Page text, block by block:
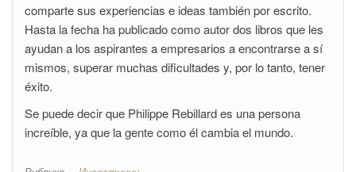
comparte sus experiencias e ideas también por escrito.
Hasta la fecha ha publicado como autor dos libros que les
ayudan a los aspirantes a empresarios a encontrarse a sí
mismos, superar muchas dificultades y, por lo tanto, tener
éxito.
Se puede decir que Philippe Rebillard es una persona
increíble, ya que la gente como él cambia el mundo.